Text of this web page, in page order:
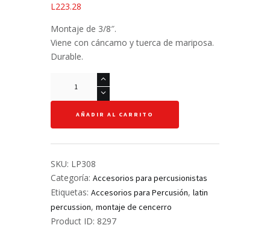
L223.28
Montaje de 3/8″.
Viene con cáncamo y tuerca de mariposa.
Durable.
LP
cantidad
AÑADIR AL CARRITO
SKU: LP308
Categoría: Accesorios para percusionistas
Etiquetas: Accesorios para Percusión, latin
percussion, montaje de cencerro
Product ID: 8297